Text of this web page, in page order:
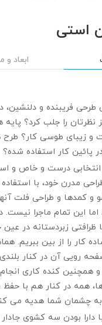
استی
ابعاد
طرحی فریبنده و دلنشین،
نظرتان را جلب کرد؟ پایه
و زیبای طوسی کار؟ طرح
پائین کار استفاده شده؟
انتخابی درست و خاص و
مدرن خود، با استفاده
و کمدها و طراحی فلت
این تمام ماجرا نیست.
ظرافتی زبردستانه در
کار را از بین ببریم.
رویی آن در کنار
و همچنین کنده کاری
همه در کنار هم با
چشمان شما هدیه می
دارا بودن سه کشوی